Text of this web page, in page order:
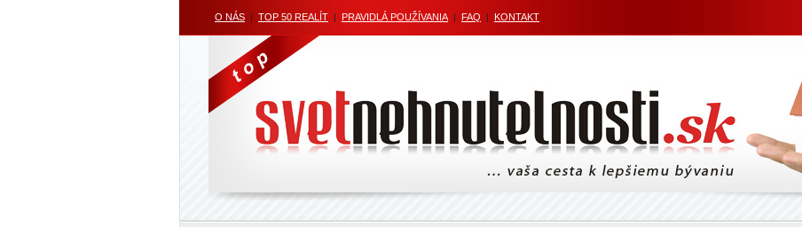
O NÁS | TOP 50 REALÍT | PRAVIDLÁ POUŽÍVANIA | FAQ | KONTAKT